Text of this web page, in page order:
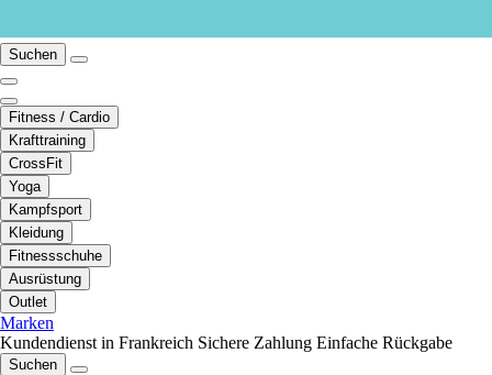
Suchen
Fitness / Cardio
Krafttraining
CrossFit
Yoga
Kampfsport
Kleidung
Fitnessschuhe
Ausrüstung
Outlet
Marken
Kundendienst in Frankreich Sichere Zahlung Einfache Rückgabe
Suchen